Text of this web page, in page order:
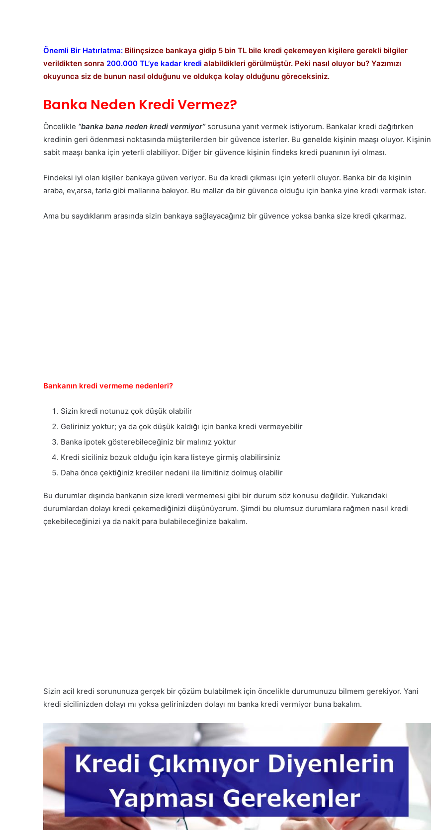
Önemli Bir Hatırlatma: Bilinçsizce bankaya gidip 5 bin TL bile kredi çekemeyen kişilere gerekli bilgiler
verildikten sonra 200.000 TL’ye kadar kredi alabildikleri görülmüştür. Peki nasıl oluyor bu? Yazımızı
okuyunca siz de bunun nasıl olduğunu ve oldukça kolay olduğunu göreceksiniz.
Banka Neden Kredi Vermez?
Öncelikle “banka bana neden kredi vermiyor”sorusuna yanıt vermek istiyorum. Bankalar kredi dağıtırken
kredinin geri ödenmesi noktasında müşterilerden bir güvence isterler. Bu genelde kişinin maaşı oluyor. Kişinin
sabit maaşı banka için yeterli olabiliyor. Diğer bir güvence kişinin findeks kredi puanının iyi olması.
Findeksi iyi olan kişiler bankaya güven veriyor. Bu da kredi çıkması için yeterli oluyor. Banka bir de kişinin
araba, ev,arsa, tarla gibi mallarına bakıyor. Bu mallar da bir güvence olduğu için banka yine kredi vermek ister.
Ama bu saydıklarım arasında sizin bankaya sağlayacağınız bir güvence yoksa banka size kredi çıkarmaz.
Bankanın kredi vermeme nedenleri?
Sizin kredi notunuz çok düşük olabilir
Geliriniz yoktur; ya da çok düşük kaldığı için banka kredi vermeyebilir
Banka ipotek gösterebileceğiniz bir malınız yoktur
Kredi siciliniz bozuk olduğu için kara listeye girmiş olabilirsiniz
Daha önce çektiğiniz krediler nedeni ile limitiniz dolmuş olabilir
Bu durumlar dışında bankanın size kredi vermemesi gibi bir durum söz konusu değildir. Yukarıdaki
durumlardan dolayı kredi çekemediğinizi düşünüyorum. Şimdi bu olumsuz durumlara rağmen nasıl kredi
çekebileceğinizi ya da nakit para bulabileceğinize bakalım.
Sizin acil kredi sorununuza gerçek bir çözüm bulabilmek için öncelikle durumunuzu bilmem gerekiyor. Yani
kredi sicilinizden dolayı mı yoksa gelirinizden dolayı mı banka kredi vermiyor buna bakalım.